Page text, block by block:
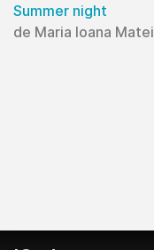
Summer night
de Maria Ioana Matei